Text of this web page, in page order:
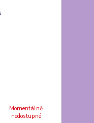
Momentálně
nedostupné